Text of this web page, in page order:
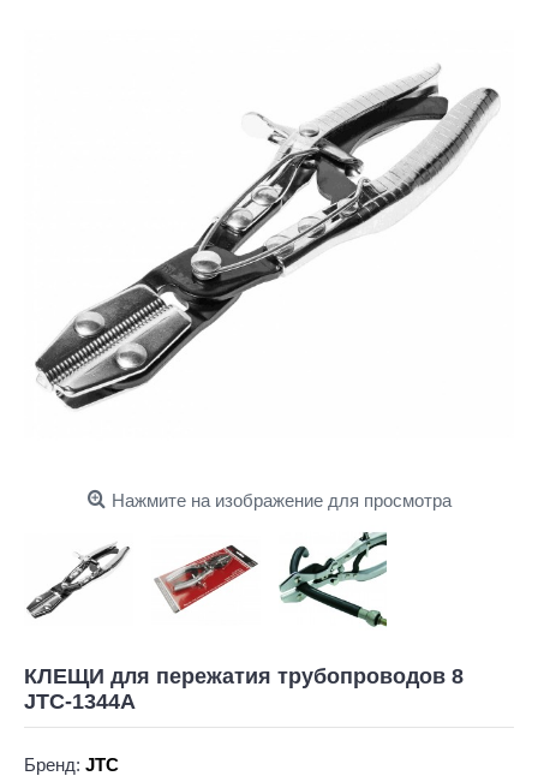
Нажмите на изображение для просмотра
КЛЕЩИ для пережатия трубопроводов 8
JTC-1344A
Бренд: JTC